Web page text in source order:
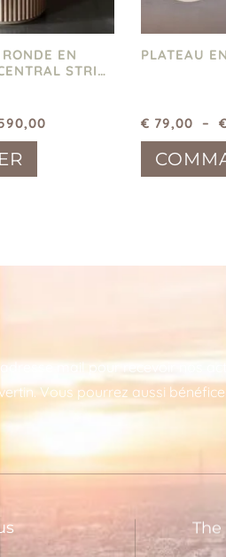
EN
STRIÉ
PLATEAU
€ 79,00 – €
mail pour recevoir nos
Vous pourrez aussi
The